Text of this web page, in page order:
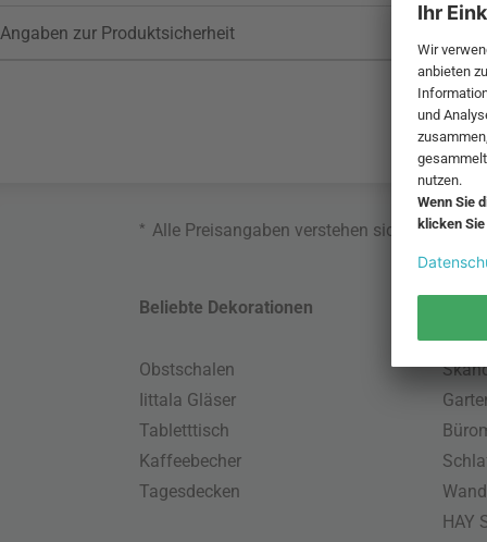
Angaben zur Produktsicherheit
* Alle Preisangaben verstehen sich inklusive
Beliebte Dekorationen
Obstschalen
Iittala Gläser
Tabletttisch
Kaffeebecher
Tagesdecken
HAY